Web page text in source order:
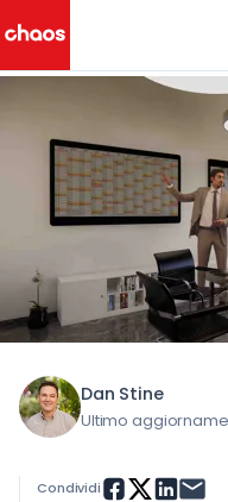
Chaos Logo
< Tutti i post del blog
Dan Stine
Ultimo
Condividi